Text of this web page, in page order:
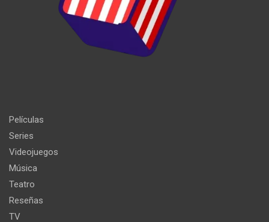
Películas
Series
Videojuegos
Música
Teatro
Reseñas
TV